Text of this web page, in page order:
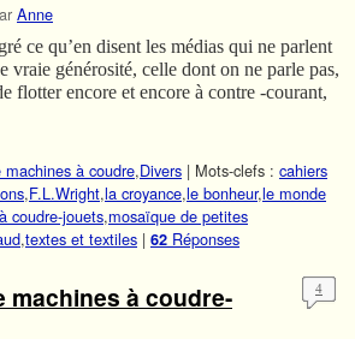
Anne
ce qu’en disent les médias qui ne parlent
vraie générosité, celle dont on ne parle pas,
flotter encore et encore à contre -courant,
à coudre,Divers | Mots-clefs : cahiers
,F.L.Wright,la croyance,le bonheur,le monde
coudre-jouets,mosaïque de petites
,textes et textiles | 62 Réponses
machines à coudre-
4